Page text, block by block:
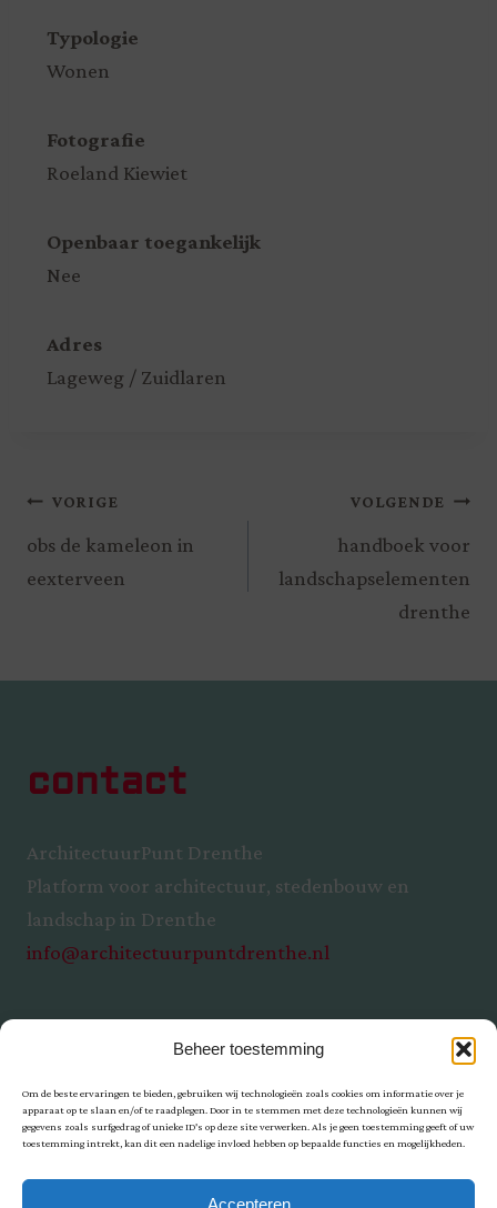
Beheer toestemming
Om de beste ervaringen te bieden, gebruiken wij technologieën zoals cookies om informatie over je
apparaat op te slaan en/of te raadplegen. Door in te stemmen met deze technologieën kunnen wij
gegevens zoals surfgedrag of unieke ID's op deze site verwerken. Als je geen toestemming geeft of uw
toestemming intrekt, kan dit een nadelige invloed hebben op bepaalde functies en mogelijkheden.
Accepteren
Typologie
Wonen
Fotografie
Roeland Kiewiet
Openbaar toegankelijk
Nee
Adres
Lageweg / Zuidlaren
VORIGE
obs de kameleon in
eexterveen
VOLGENDE
handboek voor
landschapselementen
drenthe
contact
ArchitectuurPunt Drenthe
Platform voor architectuur, stedenbouw en
landschap in Drenthe
info@architectuurpuntdrenthe.nl